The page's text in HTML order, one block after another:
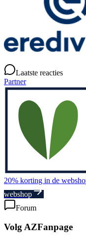
Laatste reacties
Partner
20% korting in de
webshop
Forum
Volg AZFanpage